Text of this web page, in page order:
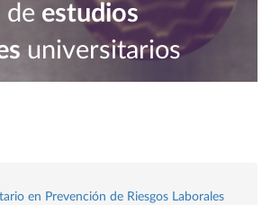
de estudios
universitarios
en Prevención de Riesgos Laborales